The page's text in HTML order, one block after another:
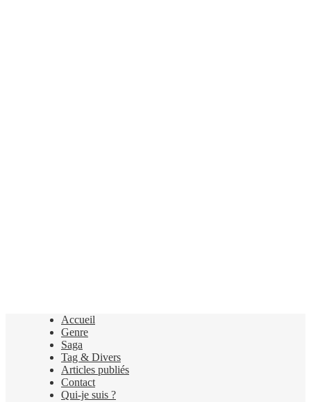
Accueil
Genre
Saga
Tag & Divers
Articles publiés
Contact
Qui-je suis ?